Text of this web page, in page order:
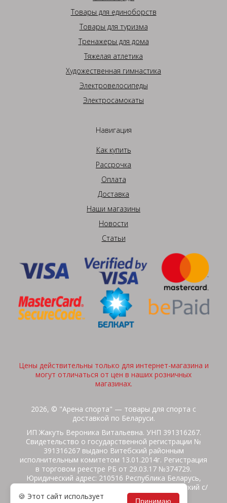
Товары для единоборств
Товары для туризма
Тренажеры для дома
Тяжелая атлетика
Художественная гимнастика
Электровелосипеды
Электросамокаты
Навигация
Как купить
Рассрочка
Оплата
Доставка
Наши магазины
Новости
Статьи
Цены действительны только для интернет-магазина и
могут отличаться от цен в наших розничных
магазинах.
2026, © "Арена спорта" — товары для спорта с
доставкой по Беларуси.
ИП Жакуть Вероника Витальевна. УНП 391316267.
Свидетельство о государственной регистрации №
391316267 выдано Витебский районным
исполнительным комитетом 13.01.2014г. Регистрация
в торговом реестре РБ от 29.03.17 №374729.
Юридический адрес: 210516 Республика Беларусь,
Витебская область, Витебский район, Бабиничский с/
с, аг.Ольгово, ул.Школьная
🍪 Этот сайт использует
Принимаю